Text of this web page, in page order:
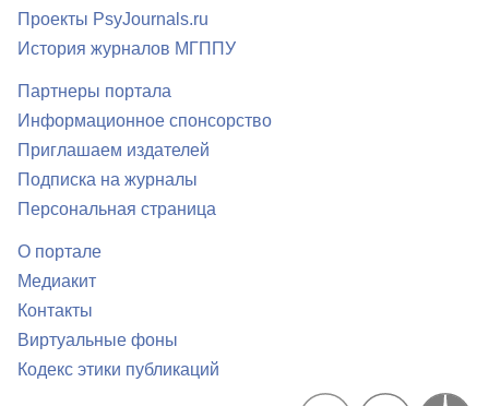
Проекты PsyJournals.ru
История журналов МГППУ
Партнеры портала
Информационное спонсорство
Приглашаем издателей
Подписка на журналы
Персональная страница
О портале
Медиакит
Контакты
Виртуальные фоны
Кодекс этики публикаций